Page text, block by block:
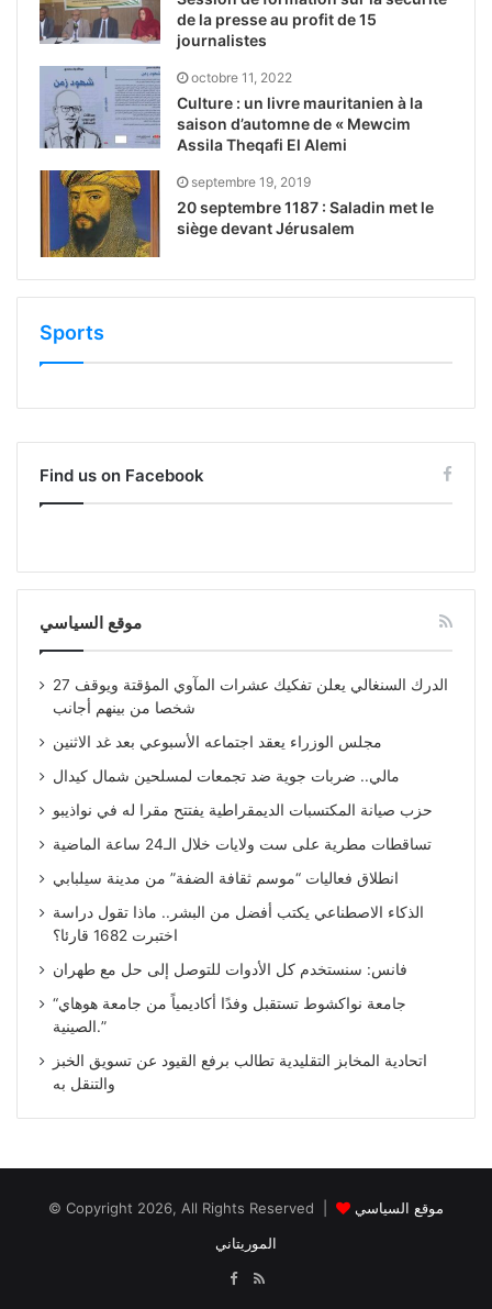
de la presse au profit de 15
journalistes
octobre 11, 2022
Culture : un livre mauritanien à la
saison d’automne de « Mewcim
Assila Theqafi El Alemi
septembre 19, 2019
20 septembre 1187 : Saladin met le
siège devant Jérusalem
Sports
Find us on Facebook
موقع السياسي
الدرك السنغالي يعلن تفكيك عشرات المآوي المؤقتة ويوقف 27
شخصا من بينهم أجانب
مجلس الوزراء يعقد اجتماعه الأسبوعي بعد غد الاثنين
مالي.. ضربات جوية ضد تجمعات لمسلحين شمال كيدال
حزب صيانة المكتسبات الديمقراطية يفتتح مقرا له في نواذيبو
تساقطات مطرية على ست ولايات خلال الـ24 ساعة الماضية
انطلاق فعاليات “موسم ثقافة الضفة” من مدينة سيلبابي
الذكاء الاصطناعي يكتب أفضل من البشر.. ماذا تقول دراسة
اختبرت 1682 قارئا؟
فانس: سنستخدم كل الأدوات للتوصل إلى حل مع طهران
“جامعة نواكشوط تستقبل وفدًا أكاديمياً من جامعة هوهاي
الصينية.”
اتحادية المخابز التقليدية تطالب برفع القيود عن تسويق الخبز
والتنقل به
© Copyright 2026, All Rights Reserved |
موقع السياسي
الموريتاني